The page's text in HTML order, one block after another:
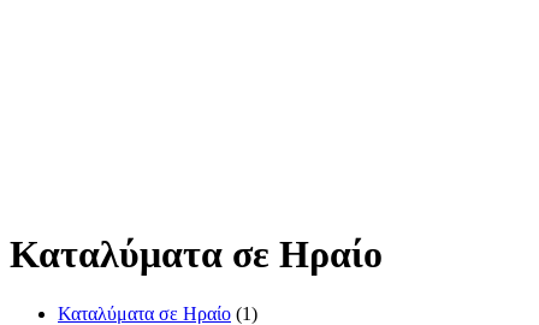
Καταλύματα σε Ηραίο
Καταλύματα σε Ηραίο (1)